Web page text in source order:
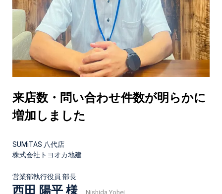
来店数・問い合わせ件数が明らかに
増加しました
SUMiTAS 八代店
株式会社トヨオカ地建
営業部執行役員 部長
西田 陽平 様 Nishida Yohei